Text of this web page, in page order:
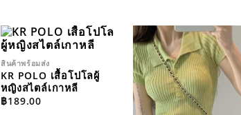
WISHLIST
สินค้าพร้อมส่ง
KR POLO เสื้อโปโลผู้
หญิงสไตล์เกาหลี
฿189.00
ADD TO
WISHLIST